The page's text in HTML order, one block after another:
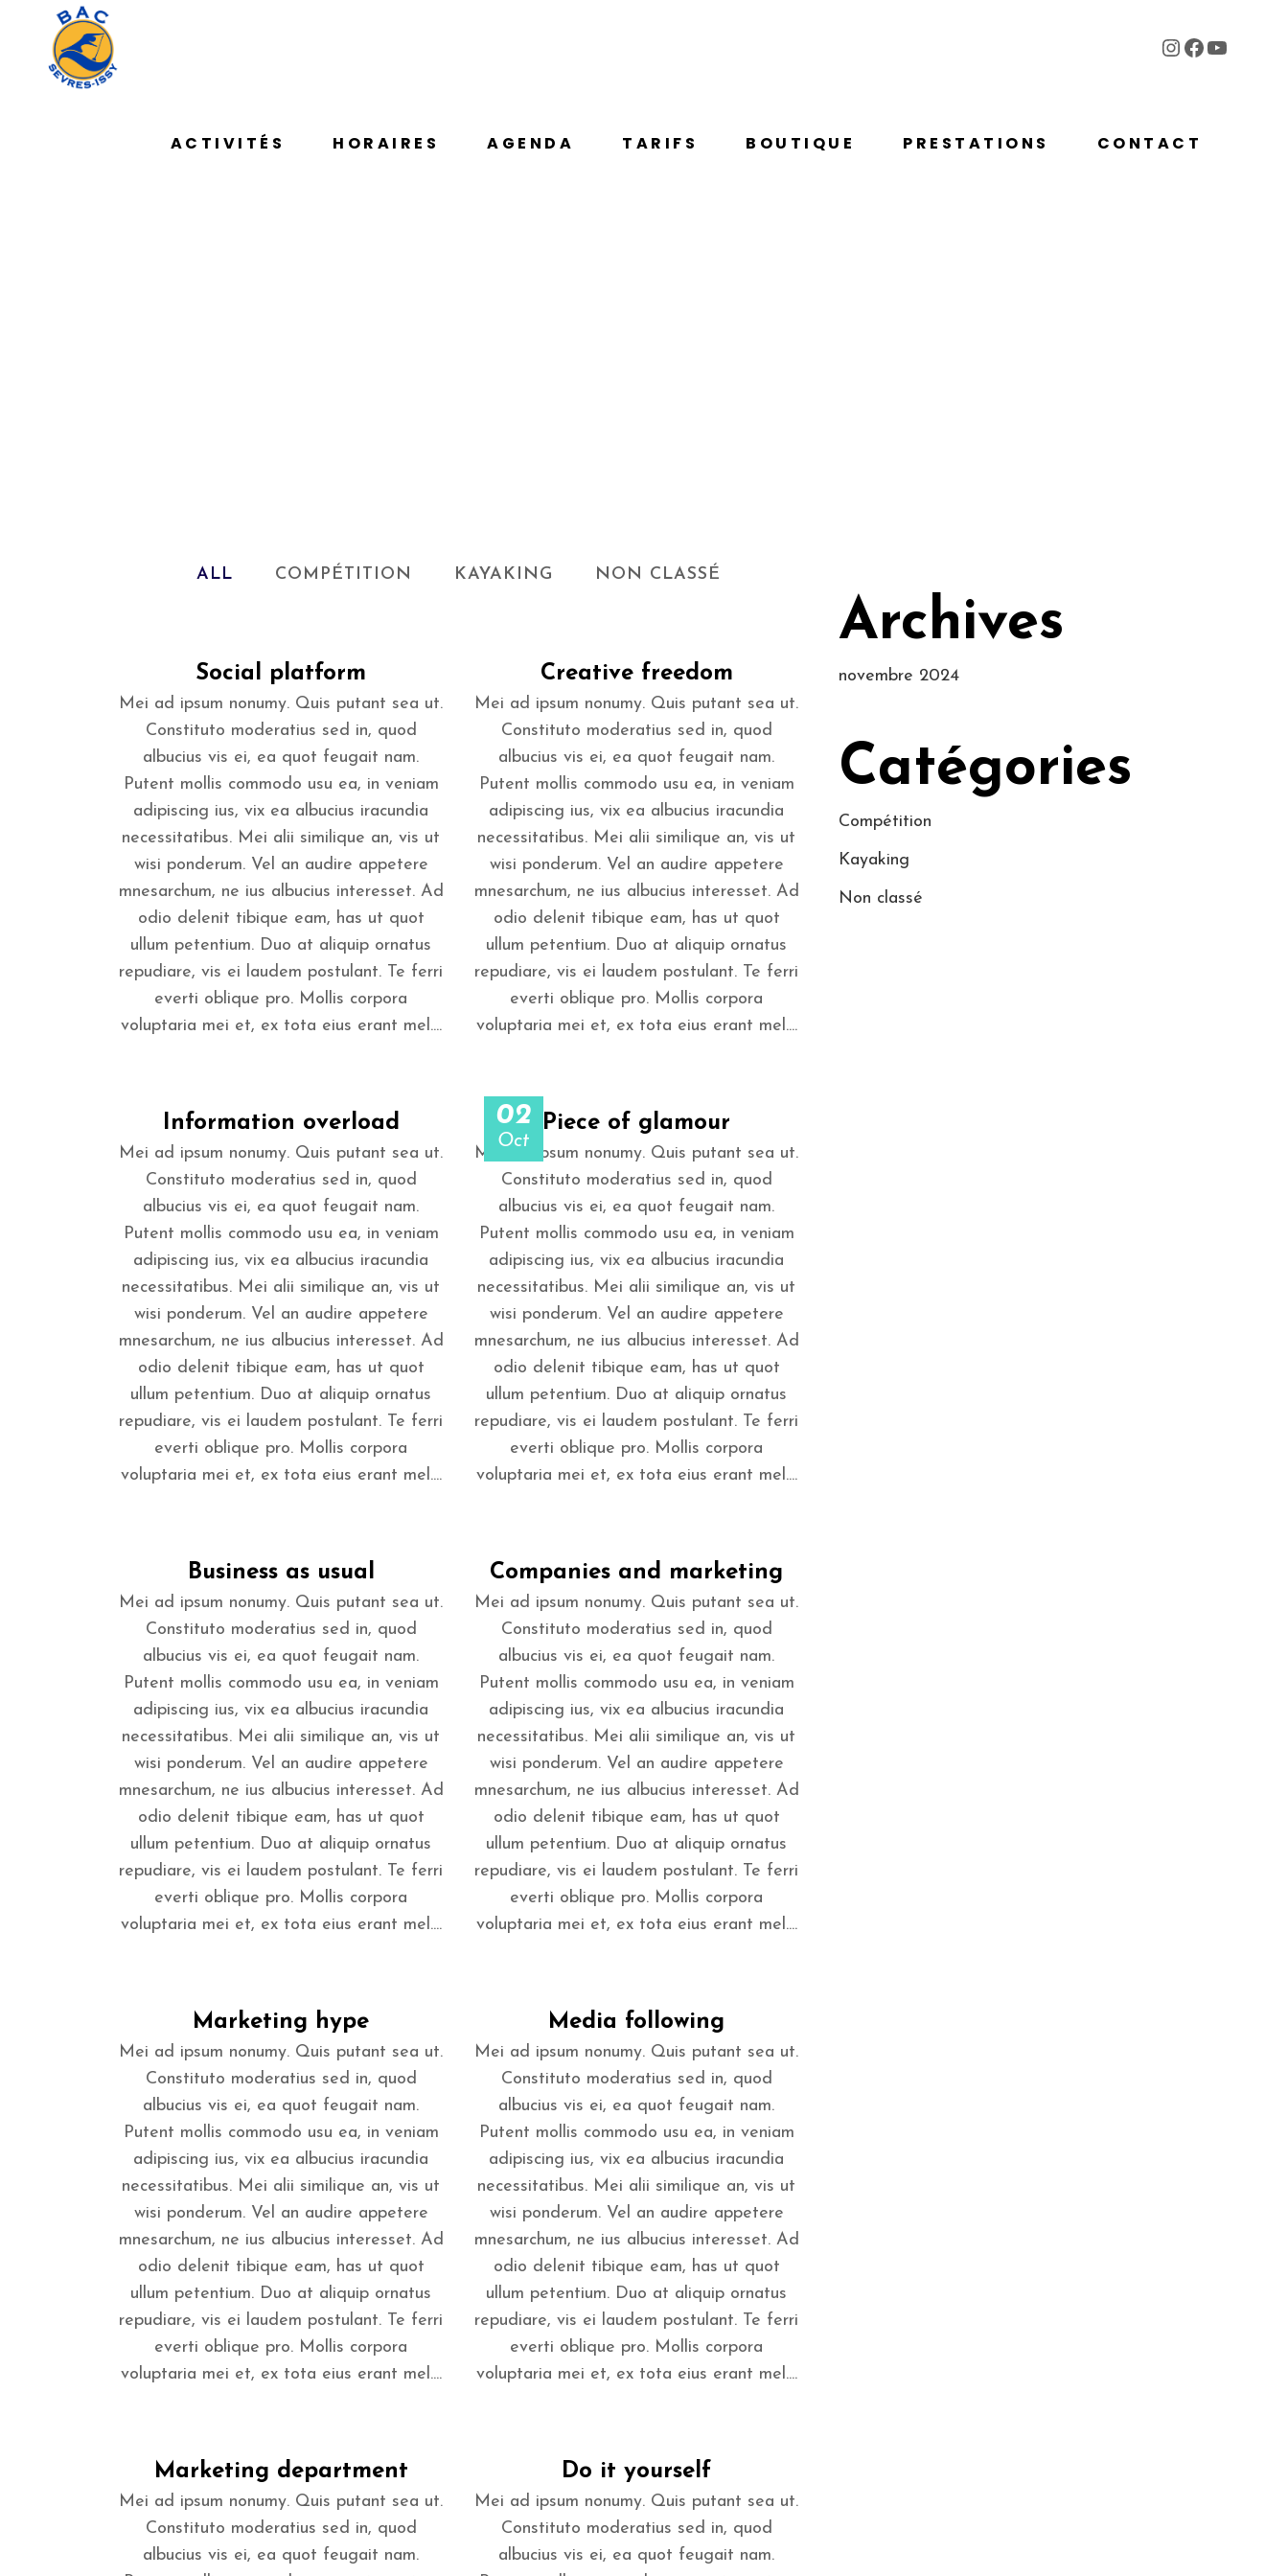
Instagram
Facebook
ACTIVITÉS HORAIRES AGENDA TARIFS BOUTIQUE PRESTATIONS CONTACT
ALL COMPÉTITION KAYAKING NON CLASSÉ
Social platform
Mei ad ipsum nonumy. Quis putant sea ut.
Constituto moderatius sed in, quod
albucius vis ei, ea quot feugait nam.
Putent mollis commodo usu ea, in veniam
adipiscing ius, vix ea albucius iracundia
necessitatibus. Mei alii similique an, vis ut
wisi ponderum. Vel an audire appetere
mnesarchum, ne ius albucius interesset. Ad
odio delenit tibique eam, has ut quot
ullum petentium. Duo at aliquip ornatus
repudiare, vis ei laudem postulant. Te ferri
everti oblique pro. Mollis corpora
voluptaria mei et, ex tota eius erant mel....
Creative freedom
Mei ad ipsum nonumy. Quis putant sea ut.
Constituto moderatius sed in, quod
albucius vis ei, ea quot feugait nam.
Putent mollis commodo usu ea, in veniam
adipiscing ius, vix ea albucius iracundia
necessitatibus. Mei alii similique an, vis ut
wisi ponderum. Vel an audire appetere
mnesarchum, ne ius albucius interesset. Ad
odio delenit tibique eam, has ut quot
ullum petentium. Duo at aliquip ornatus
repudiare, vis ei laudem postulant. Te ferri
everti oblique pro. Mollis corpora
voluptaria mei et, ex tota eius erant mel....
Information overload
Mei ad ipsum nonumy. Quis putant sea ut.
Constituto moderatius sed in, quod
albucius vis ei, ea quot feugait nam.
Putent mollis commodo usu ea, in veniam
adipiscing ius, vix ea albucius iracundia
necessitatibus. Mei alii similique an, vis ut
wisi ponderum. Vel an audire appetere
mnesarchum, ne ius albucius interesset. Ad
odio delenit tibique eam, has ut quot
ullum petentium. Duo at aliquip ornatus
repudiare, vis ei laudem postulant. Te ferri
everti oblique pro. Mollis corpora
voluptaria mei et, ex tota eius erant mel....
02
Oct
Piece of glamour
Mei ad ipsum nonumy. Quis putant sea ut.
Constituto moderatius sed in, quod
albucius vis ei, ea quot feugait nam.
Putent mollis commodo usu ea, in veniam
adipiscing ius, vix ea albucius iracundia
necessitatibus. Mei alii similique an, vis ut
wisi ponderum. Vel an audire appetere
mnesarchum, ne ius albucius interesset. Ad
odio delenit tibique eam, has ut quot
ullum petentium. Duo at aliquip ornatus
repudiare, vis ei laudem postulant. Te ferri
everti oblique pro. Mollis corpora
voluptaria mei et, ex tota eius erant mel....
Business as usual
Mei ad ipsum nonumy. Quis putant sea ut.
Constituto moderatius sed in, quod
albucius vis ei, ea quot feugait nam.
Putent mollis commodo usu ea, in veniam
adipiscing ius, vix ea albucius iracundia
necessitatibus. Mei alii similique an, vis ut
wisi ponderum. Vel an audire appetere
mnesarchum, ne ius albucius interesset. Ad
odio delenit tibique eam, has ut quot
ullum petentium. Duo at aliquip ornatus
repudiare, vis ei laudem postulant. Te ferri
everti oblique pro. Mollis corpora
voluptaria mei et, ex tota eius erant mel....
Companies and marketing
Mei ad ipsum nonumy. Quis putant sea ut.
Constituto moderatius sed in, quod
albucius vis ei, ea quot feugait nam.
Putent mollis commodo usu ea, in veniam
adipiscing ius, vix ea albucius iracundia
necessitatibus. Mei alii similique an, vis ut
wisi ponderum. Vel an audire appetere
mnesarchum, ne ius albucius interesset. Ad
odio delenit tibique eam, has ut quot
ullum petentium. Duo at aliquip ornatus
repudiare, vis ei laudem postulant. Te ferri
everti oblique pro. Mollis corpora
voluptaria mei et, ex tota eius erant mel....
Marketing hype
Mei ad ipsum nonumy. Quis putant sea ut.
Constituto moderatius sed in, quod
albucius vis ei, ea quot feugait nam.
Putent mollis commodo usu ea, in veniam
adipiscing ius, vix ea albucius iracundia
necessitatibus. Mei alii similique an, vis ut
wisi ponderum. Vel an audire appetere
mnesarchum, ne ius albucius interesset. Ad
odio delenit tibique eam, has ut quot
ullum petentium. Duo at aliquip ornatus
repudiare, vis ei laudem postulant. Te ferri
everti oblique pro. Mollis corpora
voluptaria mei et, ex tota eius erant mel....
Media following
Mei ad ipsum nonumy. Quis putant sea ut.
Constituto moderatius sed in, quod
albucius vis ei, ea quot feugait nam.
Putent mollis commodo usu ea, in veniam
adipiscing ius, vix ea albucius iracundia
necessitatibus. Mei alii similique an, vis ut
wisi ponderum. Vel an audire appetere
mnesarchum, ne ius albucius interesset. Ad
odio delenit tibique eam, has ut quot
ullum petentium. Duo at aliquip ornatus
repudiare, vis ei laudem postulant. Te ferri
everti oblique pro. Mollis corpora
voluptaria mei et, ex tota eius erant mel....
Marketing department
Mei ad ipsum nonumy. Quis putant sea ut.
Constituto moderatius sed in, quod
albucius vis ei, ea quot feugait nam.
Do it yourself
Mei ad ipsum nonumy. Quis putant sea ut.
Constituto moderatius sed in, quod
albucius vis ei, ea quot feugait nam.
Archives
novembre 2024
Catégories
Compétition
Kayaking
Non classé